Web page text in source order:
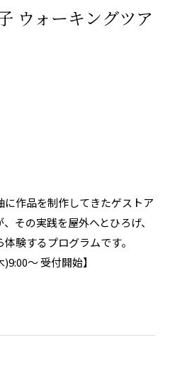
ォーキングツア
に作品を制作してきたゲストア
その実践を屋外へとひろげ、
験するプログラムです。
～ 受付開始】